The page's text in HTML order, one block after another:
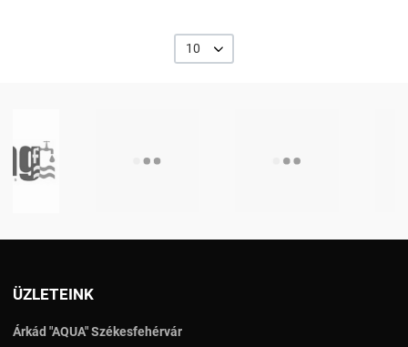
10
ÜZLETEINK
Árkád "AQUA" Székesfehérvár